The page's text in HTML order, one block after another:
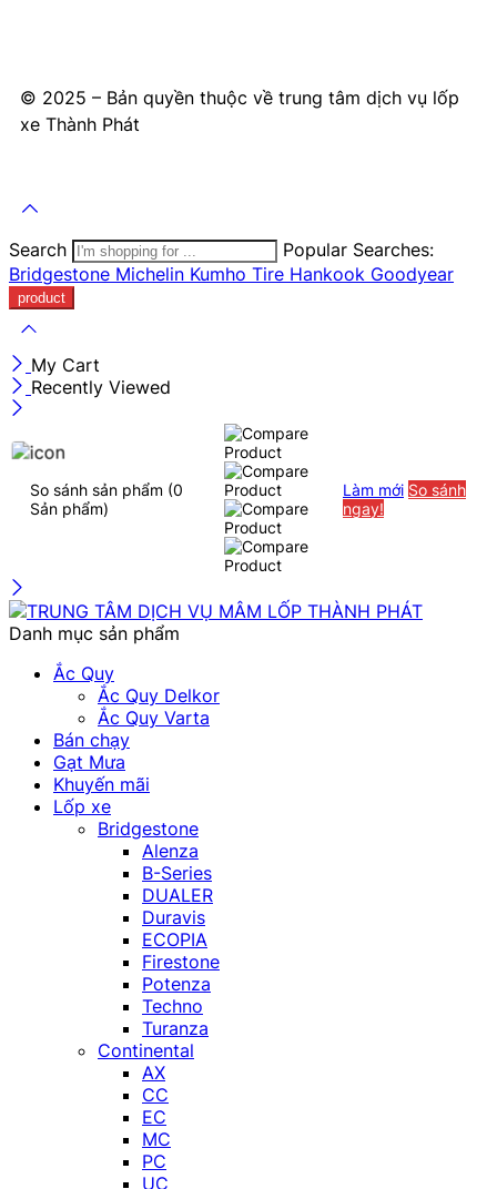
© 2025 – Bản quyền thuộc về trung tâm dịch vụ lốp
xe Thành Phát
Search
Popular Searches:
Bridgestone Michelin Kumho Tire Hankook Goodyear
My Cart
Recently Viewed
So sánh sản phẩm (0
Sản phẩm)
Làm mới So sánh
ngay!
Danh mục sản phẩm
Ắc Quy
Ắc Quy Delkor
Ắc Quy Varta
Bán chạy
Gạt Mưa
Khuyến mãi
Lốp xe
Bridgestone
Alenza
B-Series
DUALER
Duravis
ECOPIA
Firestone
Potenza
Techno
Turanza
Continental
AX
CC
EC
MC
PC
UC